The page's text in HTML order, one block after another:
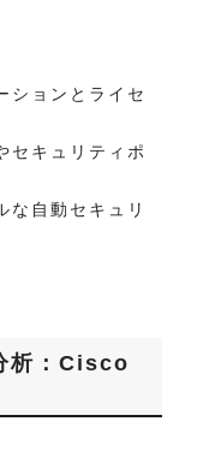
ションとライセ
セキュリティポ
な自動セキュリ
析：Cisco